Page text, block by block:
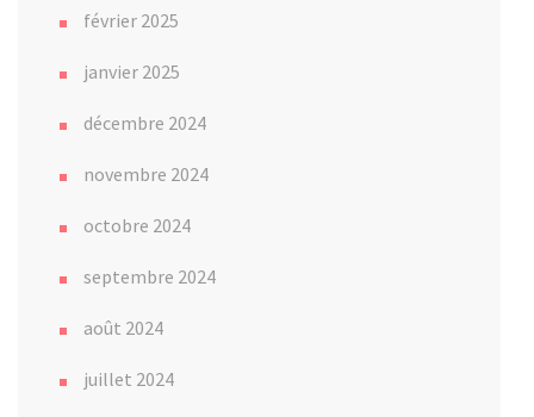
février 2025
janvier 2025
décembre 2024
novembre 2024
octobre 2024
septembre 2024
août 2024
juillet 2024